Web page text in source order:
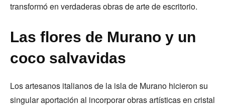
transformó en verdaderas obras de arte de escritorio.
Las flores de Murano y un
coco salvavidas
Los artesanos italianos de la isla de Murano hicieron su
singular aportación al incorporar obras artísticas en cristal